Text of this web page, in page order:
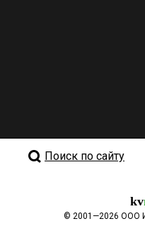
Поиск по сайту
kv
© 2001—2026 ООО